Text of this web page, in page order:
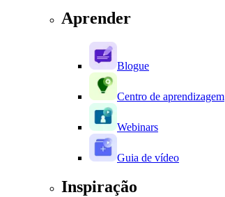
Aprender
Blogue
Centro de aprendizagem
Webinars
Guia de vídeo
Inspiração